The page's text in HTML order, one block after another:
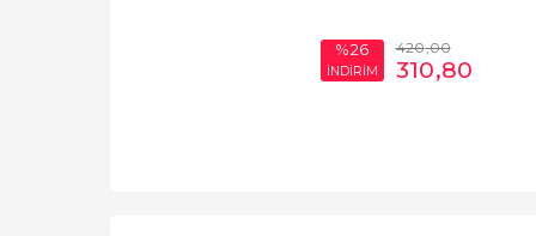
%26
İNDİRİM
420,00
310,80